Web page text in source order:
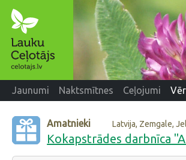
Jaunumi Naktsmītnes Ceļojumi
Amatnieki Latvija, Zemgale,
Kokapstrādes darbnīca